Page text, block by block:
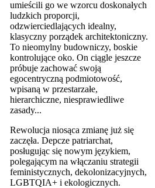
umieścili go we wzorcu doskonałych
ludzkich proporcji,
odzwierciedlających idealny,
klasyczny porządek architektoniczny.
To nieomylny budowniczy, boskie
kontrolujące oko. On ciągle jeszcze
próbuje zachować swoją
egocentryczną podmiotowość,
wpisaną w przestarzałe,
hierarchiczne, niesprawiedliwe
zasady...
Rewolucja niosąca zmianę już się
zaczęła. Depcze patriarchat,
posługując się nowym językiem,
polegającym na włączaniu strategii
feministycznych, dekolonizacyjnych,
LGBTQIA+ i ekologicznych.